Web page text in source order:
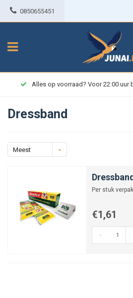
0850655451
Alles op voorraad? Voor 22:00 uur
Dressband
Meest
Per stuk
€1,61
-